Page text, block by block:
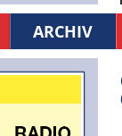
ARCHIV